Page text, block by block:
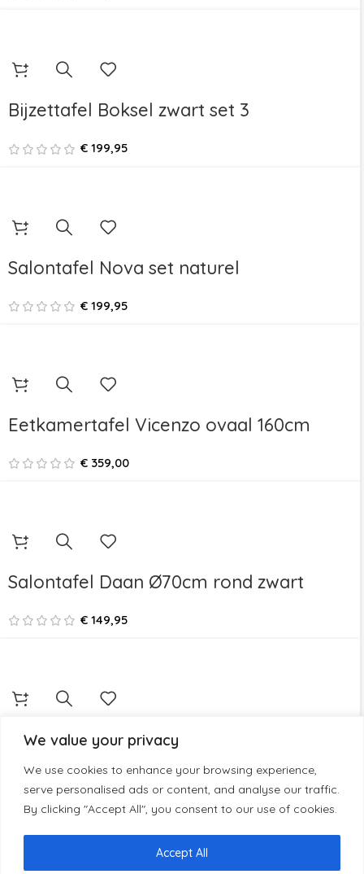
We value your privacy
We use cookies to enhance your browsing experience,
serve personalised ads or content, and analyse our traffic.
By clicking "Accept All", you consent to our use of cookies.
Accept All
Bijzettafel Boksel zwart set 3
€ 199,95
Salontafel Nova set naturel
€ 199,95
Eetkamertafel Vicenzo ovaal 160cm
€ 359,00
Salontafel Daan Ø70cm rond zwart
€ 149,95
TV Meubel Milano 200cm
€479,00